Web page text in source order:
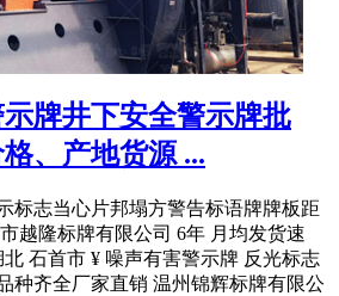
牌井下安全警示牌批
、产地货源 ...
标志当心片邦塌方警告标语牌牌板距
越隆标牌有限公司 6年 月均发货速
石首市 ¥ 噪声有害警示牌 反光标志
种齐全厂家直销 温州锦辉标牌有限公